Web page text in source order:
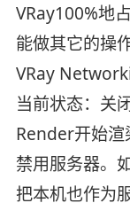
VRay100%地
能做其它的操
VRay
当前状态：关
Render开始渲
禁用服务器。
把本机也作为